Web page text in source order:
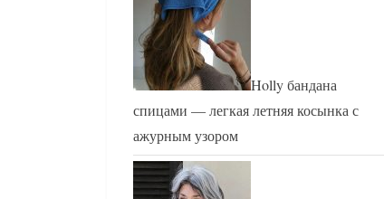
Holly бандана
спицами — легкая летняя косынка с
ажурным узором